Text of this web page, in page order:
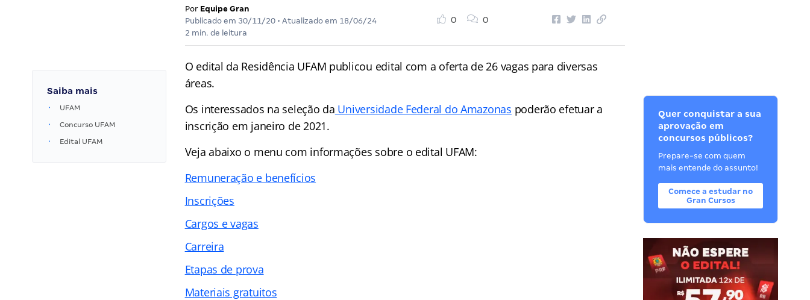
Por Equipe Gran
Publicado em 30/11/20• Atualizado em 18/06/24
2 min. de leitura
0 0
Saiba mais
UFAM
Concurso UFAM
Edital UFAM
O edital da Residência UFAM publicou edital com a oferta de 26 vagas para diversas
áreas.
Os interessados na seleção da Universidade Federal do Amazonas poderão efetuar a
inscrição em janeiro de 2021.
Veja abaixo o menu com informações sobre o edital UFAM:
Remuneração e benefícios
Inscrições
Cargos e vagas
Carreira
Etapas de prova
Materiais gratuitos
Quer conquistar a sua
aprovação em
concursos públicos?
Prepare-se com quem
mais entende do assunto!
Comece a estudar no
Gran Cursos